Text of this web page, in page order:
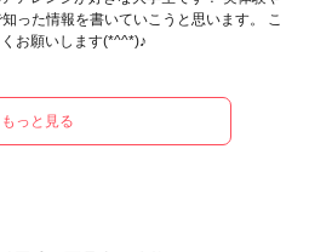
った情報を書いていこうと思います。 こ
お願いします(*^^*)♪
もっと見る